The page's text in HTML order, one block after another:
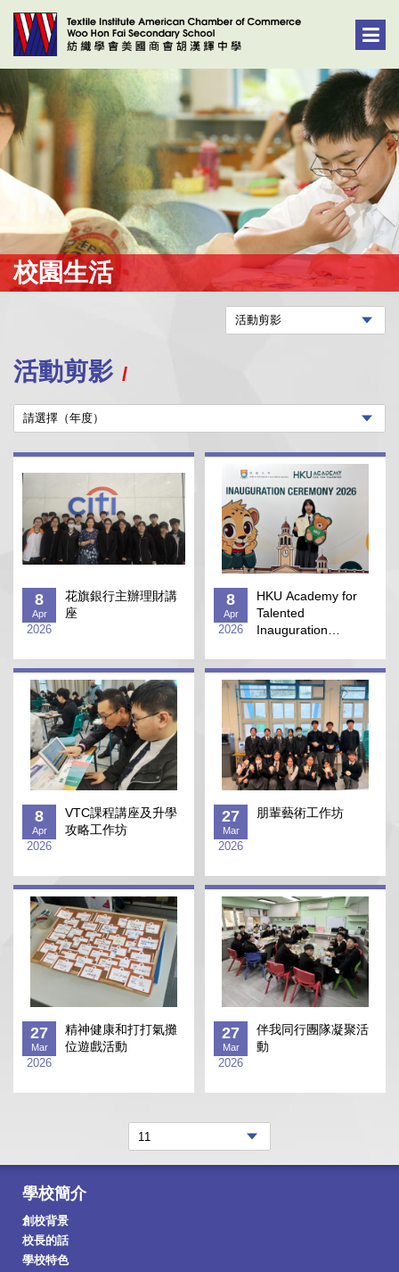
校園生活
活動剪影
8
Apr
2026
花旗銀行主辦理財講
座
8
Apr
2026
HKU Academy for
Talented
Inauguration
8
Apr
2026
VTC課程講座及升學
攻略工作坊
27
Mar
2026
朋輩藝術工作坊
27
Mar
2026
精神健康和打打氣攤
位遊戲活動
27
Mar
2026
伴我同行團隊凝聚活
動
學校簡介
創校背景
校長的話
學校特色